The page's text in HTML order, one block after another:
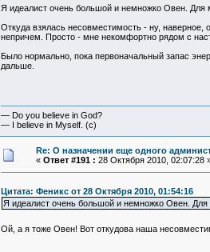
Я идеалист очень большой и немножко Овен. Для
Откуда взялась несовместимость - ну,
непричем. Просто - мне некомфортно рядом с
Было нормально, пока первоначальный запас
дальше.
— Do you believe in God?
— I believe in Myself. (c)
Re: О назначении еще одного
« Ответ #191 : 28 Октября 2010, 02:07:28
Цитата: Феникс от 28 Октября 2010, 01:54:16
Я идеалист очень большой и немножко Овен.
Ой, а я тоже Овен! Вот откудова наша